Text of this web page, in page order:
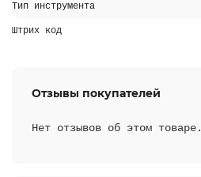
Тип инструмента
Штрих код
Отзывы покупателей
Нет отзывов об этом товаре.